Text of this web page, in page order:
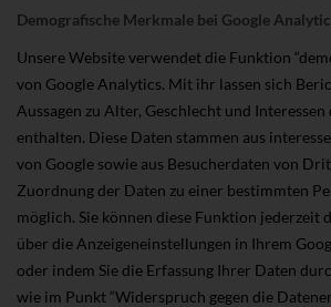
Demografische Merkmale bei Google
Unsere Website verwendet die Funktion
von Google Analytics. Mit ihr lassen sich
Aussagen zu Alter, Geschlecht und
enthalten. Diese Daten stammen aus
von Google sowie aus Besucherdaten von
Zuordnung der Daten zu einer bestimmten
möglich. Sie können diese Funktion jederzeit
über die Anzeigeneinstellungen in Ihrem
oder indem Sie die Erfassung Ihrer Daten
wie im Punkt “Widerspruch gegen die